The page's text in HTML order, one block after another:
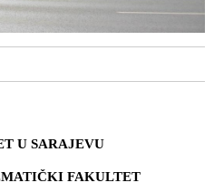
U SARAJEVU
FAKULTET